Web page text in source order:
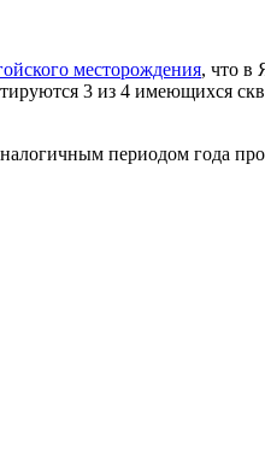
месторождения, что в
3 из 4 имеющихся
периодом года